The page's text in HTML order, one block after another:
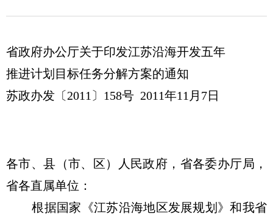
省政府办公厅关于印发江苏沿海开发五年
推进计划目标任务分解方案的通知
苏政办发〔2011〕158号 2011年11月7日
各市、县（市、区）人民政府，省各委办厅局，
省各直属单位：
根据国家《江苏沿海地区发展规划》和我省